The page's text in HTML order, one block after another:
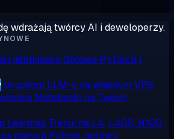
wdrażają twórcy AI i deweloperzy.
inteligencji Gotowe PyTorch i
Uruchom LLM-y na własnym VPS
Notebooki na Twoim
Learning Trenuj na L4, L40S, H100
danych Python, gotowy